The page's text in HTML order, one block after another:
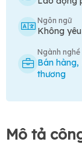
Ngôn ngữ
Không
Ngành nghề
Bán hàng,
thương
Mô tả